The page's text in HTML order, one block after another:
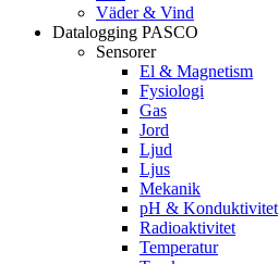
Väder & Vind
Datalogging PASCO
Sensorer
El & Magnetism
Fysiologi
Gas
Jord
Ljud
Ljus
Mekanik
pH & Konduktivitet
Radioaktivitet
Temperatur